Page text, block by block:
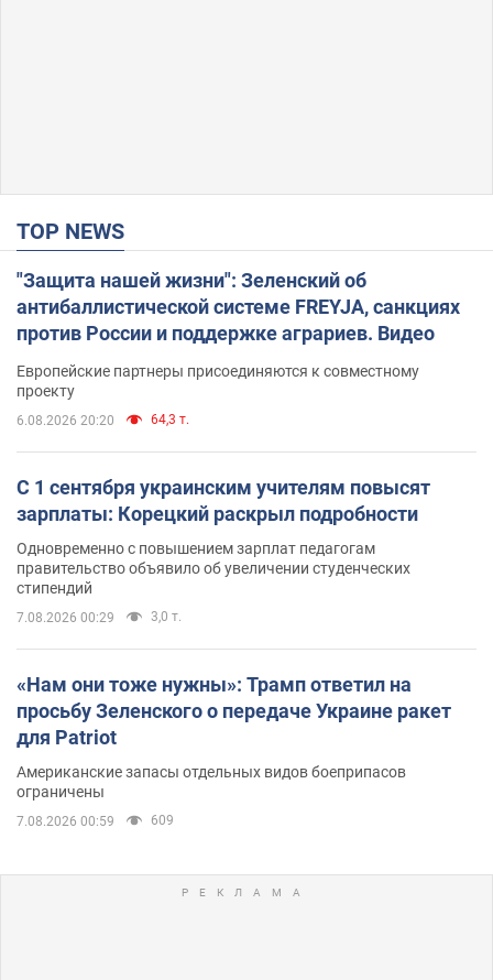
TOP NEWS
"Защита нашей жизни": Зеленский об
антибаллистической системе FREYJA, санкциях
против России и поддержке аграриев. Видео
Европейские партнеры присоединяются к совместному
проекту
6.08.2026 20:20 64,3 т.
С 1 сентября украинским учителям повысят
зарплаты: Корецкий раскрыл подробности
Одновременно с повышением зарплат педагогам
правительство объявило об увеличении студенческих
стипендий
7.08.2026 00:29 3,0 т.
«Нам они тоже нужны»: Трамп ответил на
просьбу Зеленского о передаче Украине ракет
для Patriot
Американские запасы отдельных видов боеприпасов
ограничены
7.08.2026 00:59 609